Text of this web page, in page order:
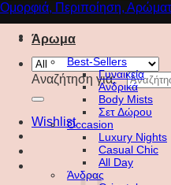
Αναζήτηση για:
Wishlist
Άρωμα
Best-Sellers
Γυναικεία
Ανδρικά
Body Mists
Σετ Δώρου
Occasion
Luxury Nights
Casual Chic
All Day
Άνδρας